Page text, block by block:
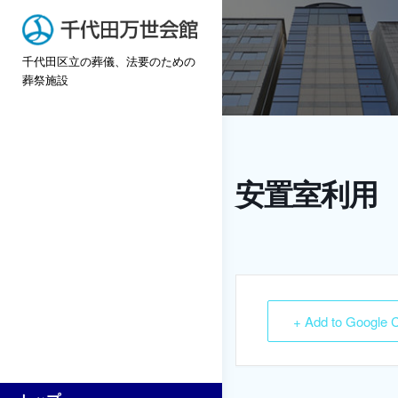
Skip
content
千代田区立の葬儀、法要のための
葬祭施設
安置室利用
+ Add to Google